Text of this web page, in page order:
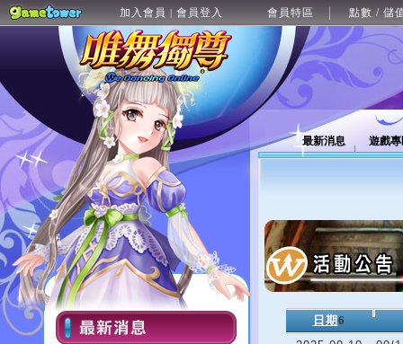
加入會員 | 會員登入 會員特區 點數 / 儲
最新消息 遊戲
日期 6